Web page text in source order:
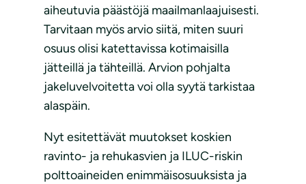
aiheutuvia päästöjä maailmanlaajuisesti.
Tarvitaan myös arvio siitä, miten suuri
osuus olisi katettavissa kotimaisilla
jätteillä ja tähteillä. Arvion pohjalta
jakeluvelvoitetta voi olla syytä tarkistaa
alaspäin.
Nyt esitettävät muutokset koskien
ravinto- ja rehukasvien ja ILUC-riskin
polttoaineiden enimmäisosuuksista ja